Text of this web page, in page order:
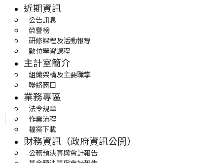
近期資訊
公告訊息
榮譽榜
研修課程及活動報導
數位學習課程
主計室簡介
組織架構及主要職掌
聯絡窗口
業務專區
法令規章
作業流程
檔案下載
財務資訊（政府資訊公開）
公務預決算與會計報告